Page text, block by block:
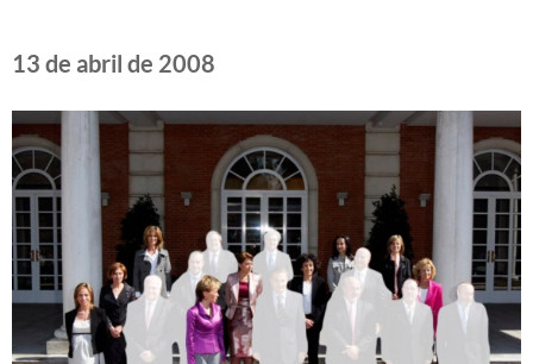
13 de abril de 2008